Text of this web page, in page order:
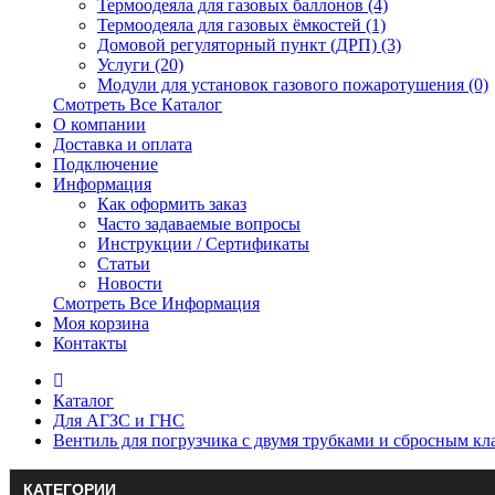
Термоодеяла для газовых баллонов (4)
Термоодеяла для газовых ёмкостей (1)
Домовой регуляторный пункт (ДРП) (3)
Услуги (20)
Модули для установок газового пожаротушения (0)
Смотреть Все Каталог
О компании
Доставка и оплата
Подключение
Информация
Как оформить заказ
Часто задаваемые вопросы
Инструкции / Сертификаты
Статьи
Новости
Смотреть Все Информация
Моя корзина
Контакты
Каталог
Для АГЗС и ГНС
Вентиль для погрузчика с двумя трубками и сбросным
КАТЕГОРИИ